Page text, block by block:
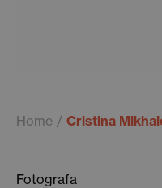
Home Cristina
Fotografa